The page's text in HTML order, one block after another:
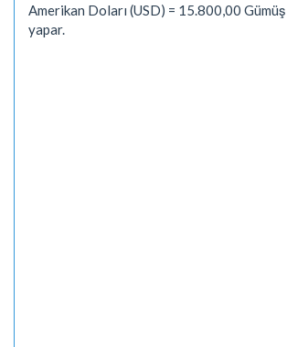
Amerikan Doları (USD) = 15.800,00
yapar.